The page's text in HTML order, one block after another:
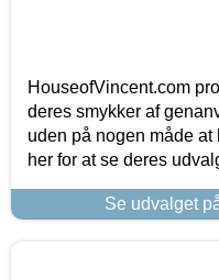
HouseofVincent.com
deres smykker af
uden på nogen måde
her for at se deres
Se udvalget